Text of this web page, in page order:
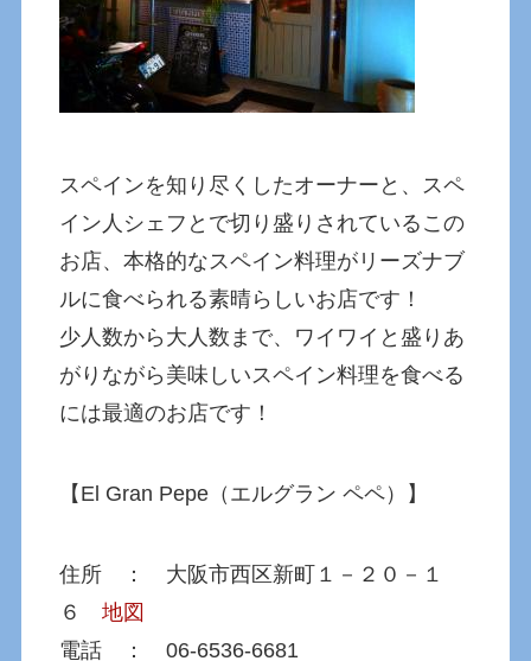
スペインを知り尽くしたオーナーと、スペ
イン人シェフとで切り盛りされているこの
お店、本格的なスペイン料理がリーズナブ
ルに食べられる素晴らしいお店です！
少人数から大人数まで、ワイワイと盛りあ
がりながら美味しいスペイン料理を食べる
には最適のお店です！
【El Gran Pepe（エルグラン ペペ）】
住所 ： 大阪市西区新町１－２０－１
６地図
電話 ： 06-6536-6681